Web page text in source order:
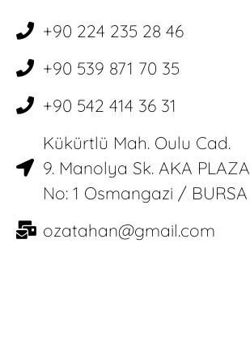
+90 224 235 28 46
+90 539 871 70 35
+90 542 414 36 31
Kükürtlü Mah. Oulu Cad.
9. Manolya Sk. AKA PLAZA
No: 1 Osmangazi / BURSA
ozatahan@gmail.com